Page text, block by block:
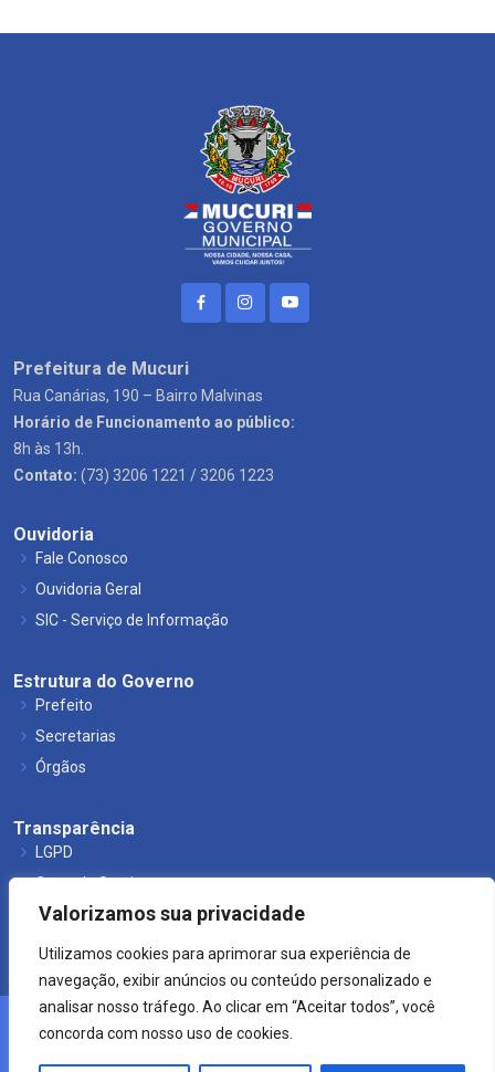
Valorizamos sua privacidade
Utilizamos cookies para aprimorar sua experiência de
navegação, exibir anúncios ou conteúdo personalizado e
analisar nosso tráfego. Ao clicar em “Aceitar todos”, você
concorda com nosso uso de cookies.
Prefeitura de Mucuri
Rua Canárias, 190 – Bairro Malvinas
Horário de Funcionamento ao público:
8h às 13h.
Contato: (73) 3206 1221 / 3206 1223
Ouvidoria
Fale Conosco
Ouvidoria Geral
SIC - Serviço de Informação
Estrutura do Governo
Prefeito
Secretarias
Órgãos
Transparência
LGPD
Carta de Serviços
Leis Municipais